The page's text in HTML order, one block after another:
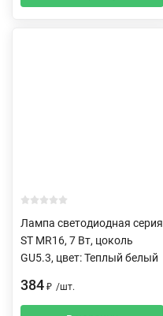
Лампа светодиодная серия
ST MR16, 7 Вт, цоколь
GU5.3, цвет: Теплый белый
384 ₽ /шт.